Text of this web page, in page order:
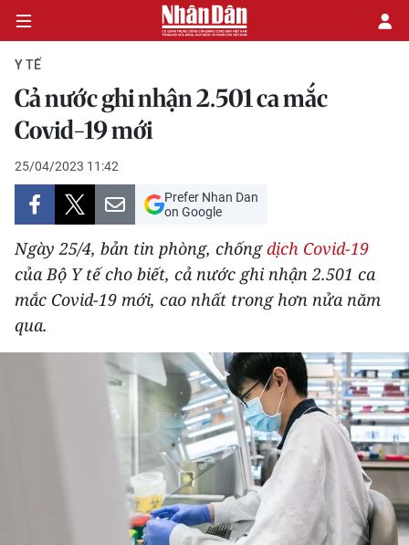
CHÍNH TRỊ
KINH TẾ
VĂN HÓA
XÃ HỘI
PHÁP LUẬT
Y TẾ
Cả nước ghi nhận 2.501 ca mắc
Covid-19 mới
25/04/2023 11:42
Prefer Nhan Dan
on Google
Ngày 25/4, bản tin phòng, chốngdịch Covid-19
của Bộ Y tế cho biết, cả nước ghi nhận 2.501 ca
mắc Covid-19 mới, cao nhất trong hơn nửa năm
qua.